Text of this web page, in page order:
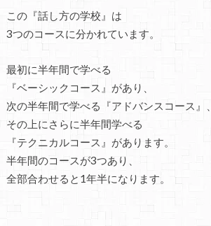
この『話し方の学校』は
3つのコースに分かれています。
最初に半年間で学べる
『ベーシックコース』があり、
次の半年間で学べる『アドバンスコース』、
その上にさらに半年間学べる
『テクニカルコース』があります。
半年間のコースが3つあり、
全部合わせると1年半になります。